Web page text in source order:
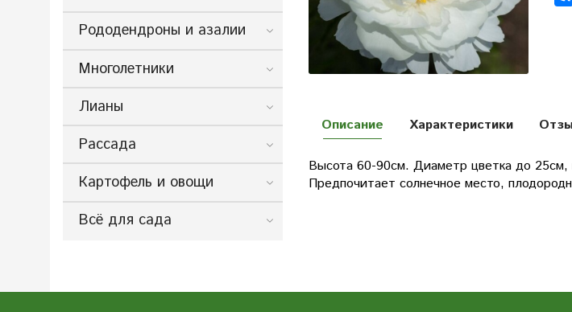
Описание
Высота 60-90см. Диаметр цветка до 25см,
Предпочитает солнечное место,
Характеристики
Рододендроны и азалии
Многолетники
Лианы
Рассада
Картофель и овощи
Всё для сада